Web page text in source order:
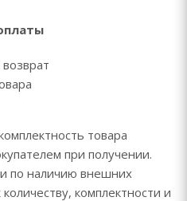
товара
при получении.
по наличию внешних
комплектности и